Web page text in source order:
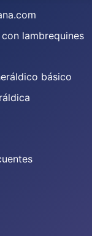
lambrequines
básico